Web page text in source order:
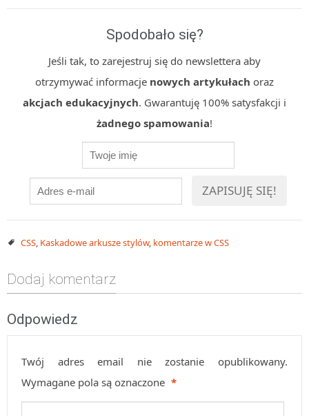
MOBILE
Android
KONTROLA WERSJI
TESTOWANIE
WYDARZENIA
KONTAKT
Spodobało się?
Jeśli tak, to zarejestruj się do newslettera aby
otrzymywać informacje nowych artykułach oraz
akcjach edukacyjnych. Gwarantuję 100% satysfakcji i
żadnego spamowania!
CSS, Kaskadowe arkusze stylów, komentarze w CSS
Dodaj komentarz
Odpowiedz
Twój adres email nie zostanie opublikowany.
Wymagane pola są oznaczone *